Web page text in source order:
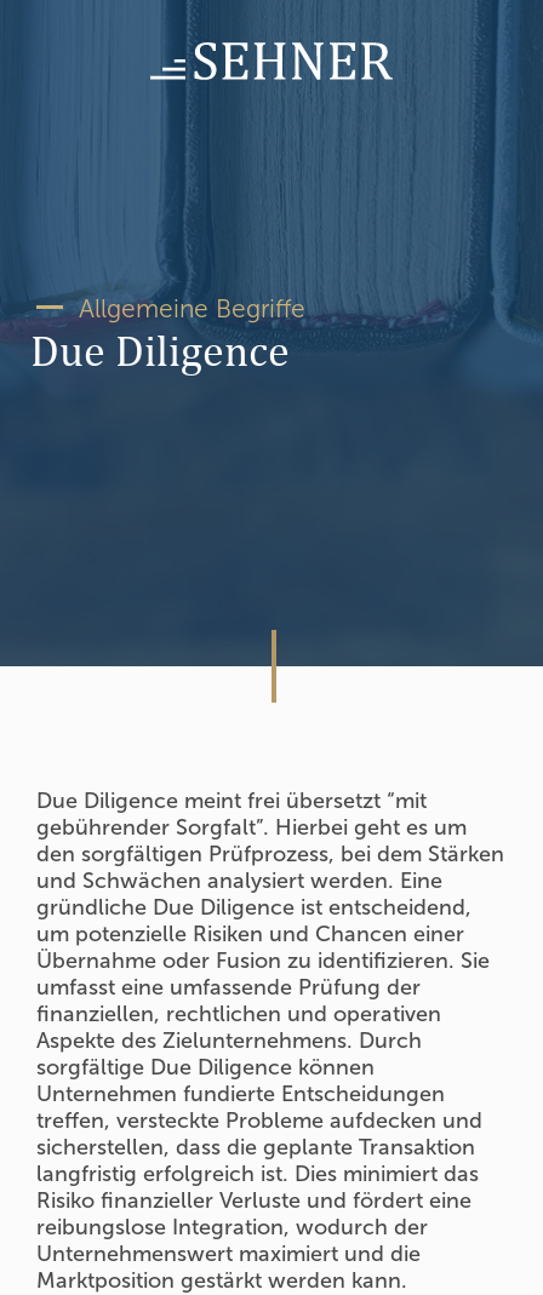
Allgemeine Begriffe
Due Diligence
Due Diligence meint frei übersetzt “mit
gebührender Sorgfalt”. Hierbei geht es um
den sorgfältigen Prüfprozess, bei dem Stärken
und Schwächen analysiert werden. Eine
gründliche Due Diligence ist entscheidend,
um potenzielle Risiken und Chancen einer
Übernahme oder Fusion zu identifizieren. Sie
umfasst eine umfassende Prüfung der
finanziellen, rechtlichen und operativen
Aspekte des Zielunternehmens. Durch
sorgfältige Due Diligence können
Unternehmen fundierte Entscheidungen
treffen, versteckte Probleme aufdecken und
sicherstellen, dass die geplante Transaktion
langfristig erfolgreich ist. Dies minimiert das
Risiko finanzieller Verluste und fördert eine
reibungslose Integration, wodurch der
Unternehmenswert maximiert und die
Marktposition gestärkt werden kann.